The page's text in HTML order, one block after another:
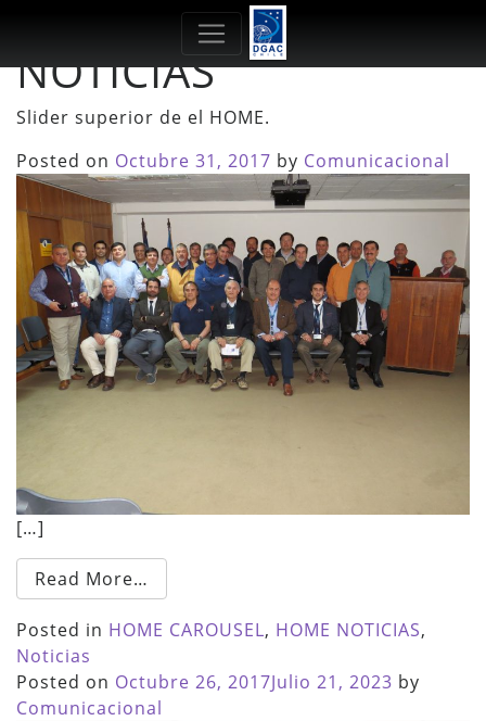
Categoría:HOME
NOTICIAS
Slider superior de el HOME.
Posted on Octubre 31, 2017 by Comunicacional
[…]
Read More…
Posted in HOME CAROUSEL, HOME NOTICIAS,
Noticias
Posted on Octubre 26, 2017Julio 21, 2023 by
Comunicacional